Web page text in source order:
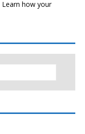
Learn how your